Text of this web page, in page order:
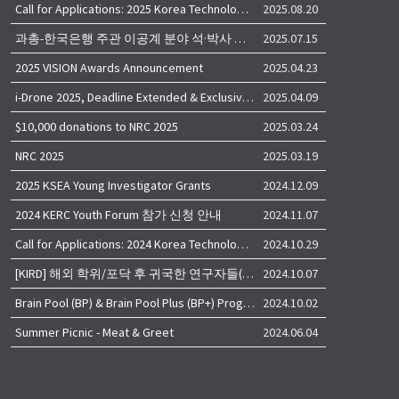
Call for Applications: 2025 Korea Technology Advisory Group (K-TAG)
2025.08.20
과총-한국은행 주관 이공계 분야 석·박사 학위자 대상 서베이
2025.07.15
2025 VISION Awards Announcement
2025.04.23
i-Drone 2025, Deadline Extended & Exclusive Opportunity to Travel to Korea!
2025.04.09
$10,000 donations to NRC 2025
2025.03.24
NRC 2025
2025.03.19
2025 KSEA Young Investigator Grants
2024.12.09
2024 KERC Youth Forum 참가 신청 안내
2024.11.07
Call for Applications: 2024 Korea Technology Advisory Group (K-TAG)
2024.10.29
[KIRD] 해외 학위/포닥 후 귀국한 연구자들(학교, 출연(연), 기업)의 경력개발 경험 공유 줌 세미나 안내
2024.10.07
Brain Pool (BP) & Brain Pool Plus (BP+) Programs
2024.10.02
Summer Picnic - Meat & Greet
2024.06.04